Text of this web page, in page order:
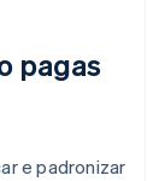
pagas
e padronizar